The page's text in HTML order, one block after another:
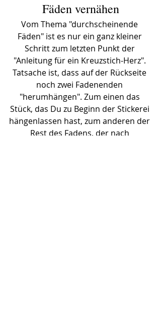
Fäden vernähen
Vom Thema "durchscheinende
Fäden" ist es nur ein ganz kleiner
Schritt zum letzten Punkt der
"Anleitung für ein Kreuzstich-Herz".
Tatsache ist, dass auf der Rückseite
noch zwei Fadenenden
"herumhängen". Zum einen das
Stück, das Du zu Beginn der Stickerei
hängenlassen hast, zum anderen der
Rest des Fadens, der nach